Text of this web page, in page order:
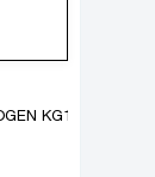
KG100HC2